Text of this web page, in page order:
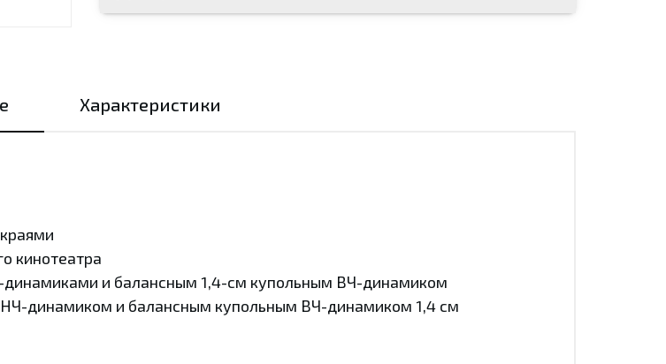
Характеристики
кинотеатра
и балансным 1,4-см купольным ВЧ-динамиком
динамиком и балансным купольным ВЧ-динамиком 1,4 см